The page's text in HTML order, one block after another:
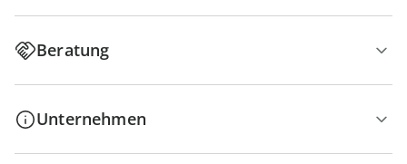
Beratung
Unternehmen